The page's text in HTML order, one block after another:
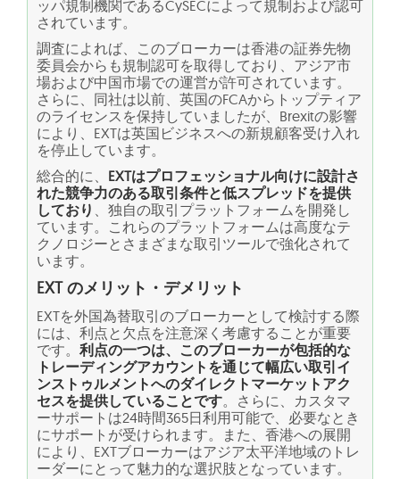
ッパ規制機関であるCySECによって規制および認可
されています。
調査によれば、このブローカーは香港の証券先物
委員会からも規制認可を取得しており、アジア市
場および中国市場での運営が許可されています。
さらに、同社は以前、英国のFCAからトップティア
のライセンスを保持していましたが、Brexitの影響
により、EXTは英国ビジネスへの新規顧客受け入れ
を停止しています。
総合的に、 EXTはプロフェッショナル向けに設計さ
れた競争力のある取引条件と低スプレッドを提供
しており 、独自の取引プラットフォームを開発し
ています。これらのプラットフォームは高度なテ
クノロジーとさまざまな取引ツールで強化されて
います。
EXT のメリット・デメリット
EXTを外国為替取引のブローカーとして検討する際
には、利点と欠点を注意深く考慮することが重要
です。 利点の一つは、このブローカーが包括的な
トレーディングアカウントを通じて幅広い取引イ
ンストゥルメントへのダイレクトマーケットアク
セスを提供していることです。さらに、カスタマ
ーサポートは24時間365日利用可能で、必要なとき
にサポートが受けられます。また、香港への展開
により、EXTブローカーはアジア太平洋地域のトレ
ーダーにとって魅力的な選択肢となっています。